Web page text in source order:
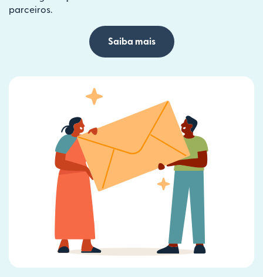
parceiros.
Saiba mais